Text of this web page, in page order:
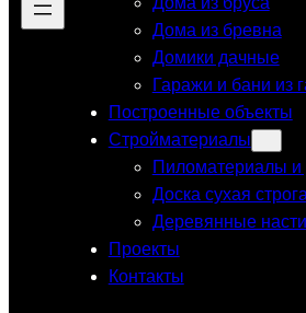
Дома из бревна
Домики дачные
Гаражи и бани из
Построенные объекты
Стройматериалы
Пиломатериалы и
Доска сухая
Деревянные
Проекты
Контакты